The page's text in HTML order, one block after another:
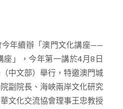
年續辦「澳門文化講座——
座」，今年第一講於4月8日
中文部）舉行，特邀澳門城
副院長、海峽兩岸文化研究
文化交流協會理事王忠教授